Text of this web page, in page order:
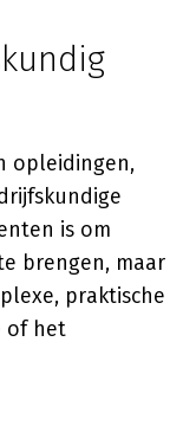
opleidingen,
is om
brengen, maar
praktische
of het